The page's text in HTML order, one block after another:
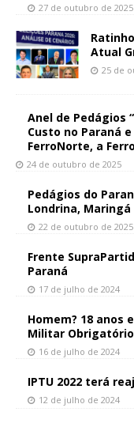
27 de outubro de 2025
Atual
25 de
Anel de Pedágios
Custo no Paraná
FerroNorte, a
24 de outubro de 2025
Pedágios do
Londrina,
22 de outubro de 2025
Frente
Paraná
17 de julho de 2024
Homem? 18 anos
Militar
16 de julho de 2024
IPTU 2022 terá
12 de julho de 2024